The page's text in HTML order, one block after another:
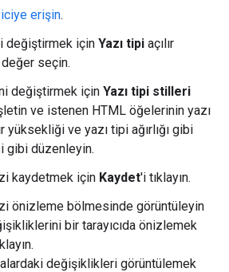
erişin.
değiştirmek için Yazı tipi açılır
seçin.
değiştirmek için Yazı tipi stilleri
ve istenen HTML öğelerinin yazı
yüksekliği ve yazı tipi ağırlığı gibi
gibi düzenleyin.
kaydetmek için Kaydet'i tıklayın.
önizleme bölmesinde görüntüleyin
bir tarayıcıda önizlemek
değişiklikleri görüntülemek